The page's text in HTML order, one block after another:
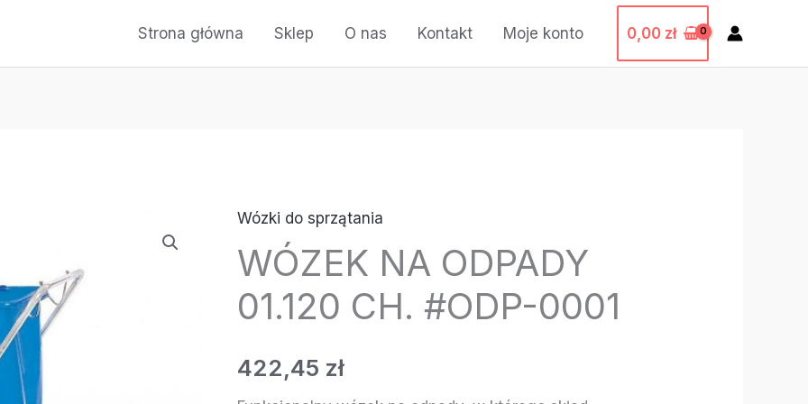
Strona główna Sklep O nas Kontakt Moje konto 0,00 zł
Wózki do sprzątania
WÓZEK NA ODPADY
01.120 CH. #ODP-0001
422,45 zł